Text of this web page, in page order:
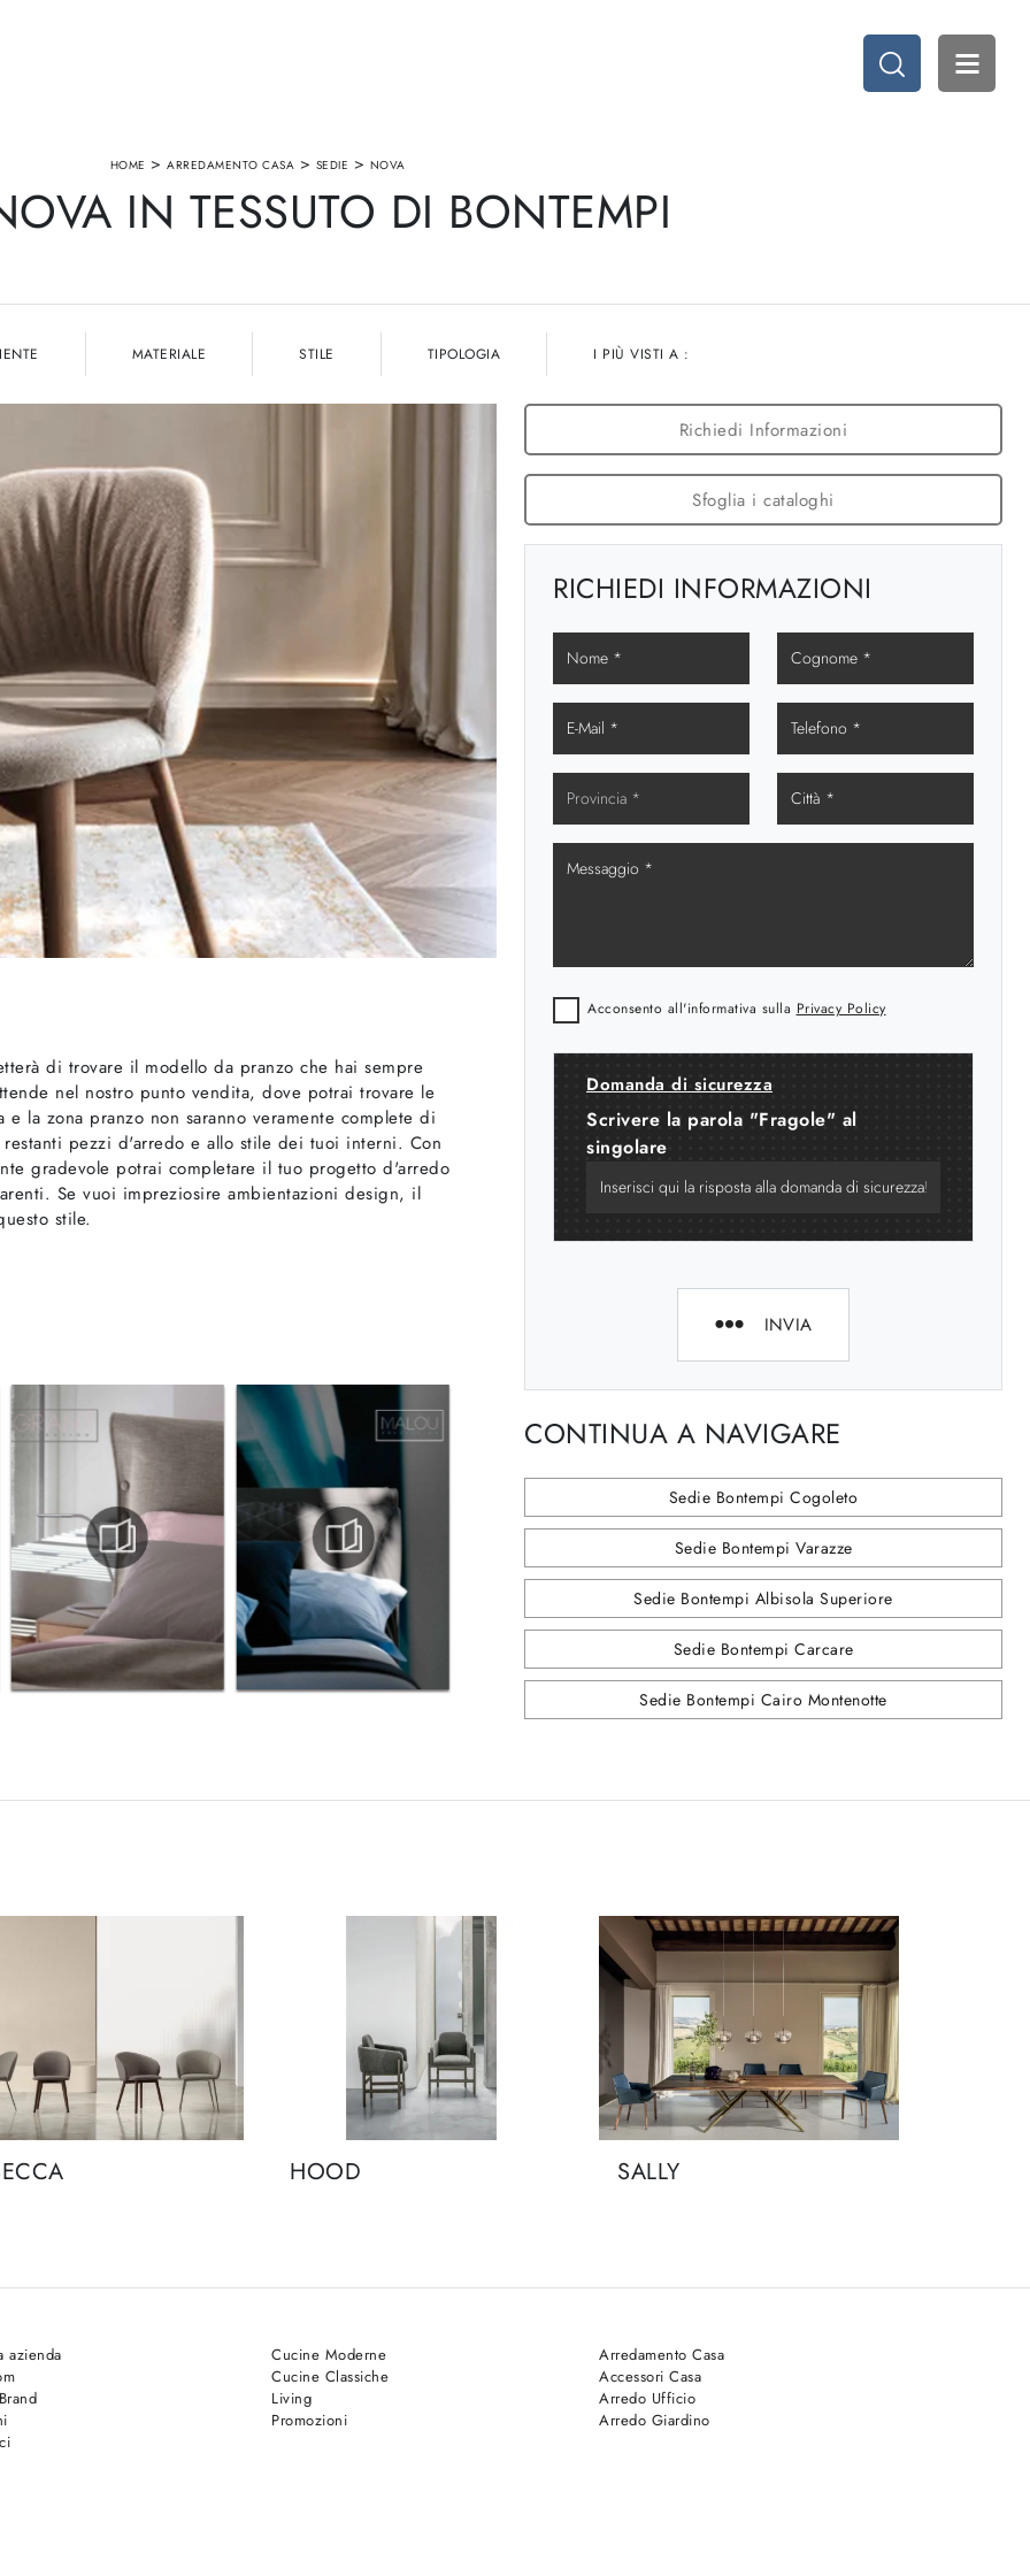
HOME > ARREDAMENTO CASA > SEDIE > NOVA
IN TESSUTO DI BONTEMPI
MATERIALE STILE TIPOLOGIA I PIÙ VISTI A :
di trovare il modello da pranzo che hai sempre
nel nostro punto vendita, dove potrai trovare le
la zona pranzo non saranno veramente complete di
pezzi d'arredo e allo stile dei tuoi interni. Con
gradevole potrai completare il tuo progetto d'arredo
Se vuoi impreziosire ambientazioni design, il
stile.
Richiedi Informazioni
Sfoglia i cataloghi
RICHIEDI INFORMAZIONI
Acconsento all'informativa sulla Privacy Policy
Domanda di sicurezza
Scrivere la parola "Fragole" al
singolare
INVIA
CONTINUA A NAVIGARE
Sedie Bontempi Cogoleto
Sedie Bontempi Varazze
Sedie Bontempi Albisola Superiore
Sedie Bontempi Carcare
Sedie Bontempi Cairo Montenotte
HOOD SALLY
azienda
Cucine Moderne
Cucine Classiche
Living
Promozioni
Arredamento Casa
Accessori Casa
Arredo Ufficio
Arredo Giardino